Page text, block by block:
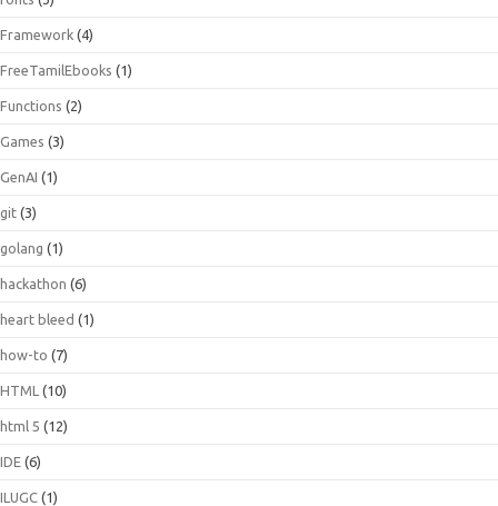
Framework (4)
FreeTamilEbooks (1)
Functions (2)
Games (3)
GenAI (1)
git (3)
golang (1)
hackathon (6)
heart bleed (1)
how-to (7)
HTML (10)
html 5 (12)
IDE (6)
ILUGC (1)